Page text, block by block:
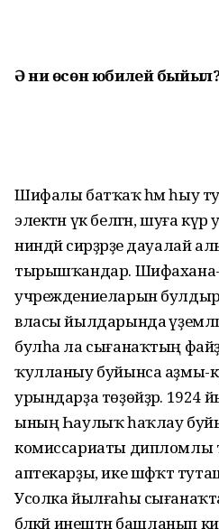
Ә ни өсөнюбилей
Шифалы батҡаҡ һәм һыу
электән үк белгән, шуға
ниндәй сирҙәрҙе дауалай
тырышҡандар.
учреждениеларын
власы йылдарында
булһа ла сығанаҡтың
ҡулланыу бу­йынса аҙмы-
урындарҙа төҙөйҙәр.
ының Һаулыҡ һаҡлау
комиссариаты дипломлы
аптекар­ҙы, ике шәфҡәт
Усолка йылғаһы
бәләкәй инештән башланып